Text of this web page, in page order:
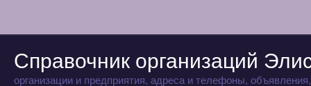
Справочник организаций
организации и предприятия, адреса и телефоны,